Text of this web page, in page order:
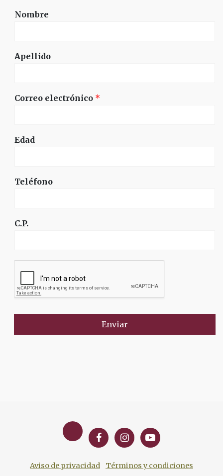
Nombre
Apellido
Correo electrónico *
Edad
Teléfono
C.P.
Enviar
Aviso de privacidad Términos y condiciones